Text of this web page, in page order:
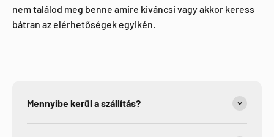
nem találod meg benne amire kiváncsi vagy akkor keress
bátran az elérhetőségek egyikén.
Mennyibe kerül a szállítás?